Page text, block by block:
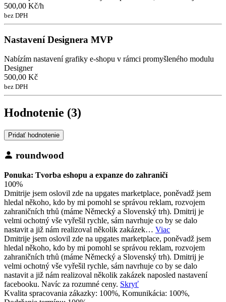
500,00 Kč/h
bez DPH
Nastavení Designera MVP
Nabízím nastavení grafiky e-shopu v rámci promyšleného modulu
Designer
500,00 Kč
bez DPH
Hodnotenie (3)
Pridať hodnotenie
roundwood
Ponuka: Tvorba eshopu a expanze do zahraničí
100%
Dmitrije jsem oslovil zde na upgates marketplace, poněvadž jsem
hledal někoho, kdo by mi pomohl se správou reklam, rozvojem
zahraničních trhů (máme Německý a Slovenský trh). Dmitrij je
velmi ochotný vše vyřešil rychle, sám navrhuje co by se dalo
nastavit a již nám realizoval několik zakázek… Viac
Dmitrije jsem oslovil zde na upgates marketplace, poněvadž jsem
hledal někoho, kdo by mi pomohl se správou reklam, rozvojem
zahraničních trhů (máme Německý a Slovenský trh). Dmitrij je
velmi ochotný vše vyřešil rychle, sám navrhuje co by se dalo
nastavit a již nám realizoval několik zakázek naposled nastavení
facebooku. Navíc za rozumné ceny. Skryť
Kvalita spracovania zákazky: 100%, Komunikácia: 100%,